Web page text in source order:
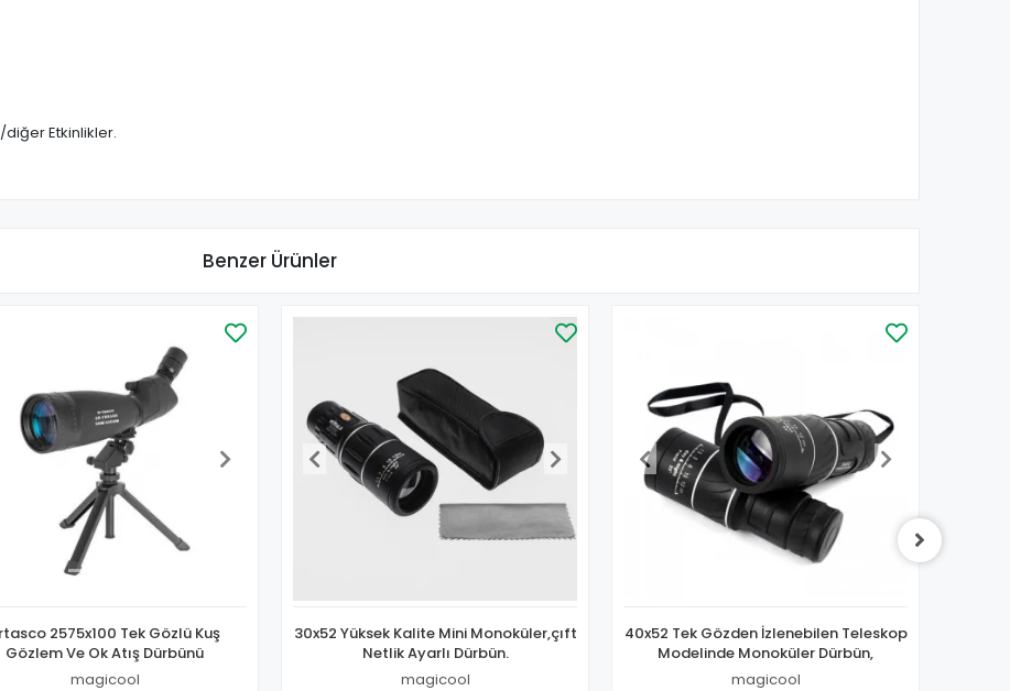
Etkinlikler.
Benzer Ürünler
2575x100 Tek Gözlü Kuş
Gözlem Ve Ok Atış Dürbünü
magicool
30x52 Yüksek Kalite Mini Monoküler,çıft
Netlik Ayarlı Dürbün.
magicool
40x52 Tek Gözden İzlenebilen Teleskop
Modelinde Monoküler Dürbün,
magicool